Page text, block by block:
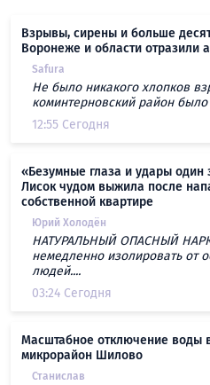
Взрывы, сирены и больше
Воронеже и области отразили
Safura
Не было никакого хлопков
коминтерновский район было
12:55 Сегодня
«Безумные глаза и удары один
Лисок чудом выжила после
собственной квартире
Юрий Холодён
НАТУРАЛЬНЫЙ ОПАСНЫЙ
немедленно изолировать от
людей....
03:24 Сегодня
Масштабное отключение воды
микрорайон Шилово
Станислав